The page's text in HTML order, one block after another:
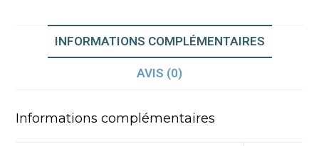
INFORMATIONS COMPLÉMENTAIRES
AVIS (0)
Informations complémentaires